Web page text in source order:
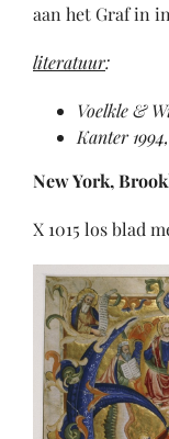
aan het Graf in
literatuur:
Voelkle &
Kanter
New York,
X 1015 los blad